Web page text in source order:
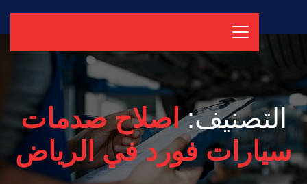
التصنيف:اصلاح صدمات
سيارات فورد في الرياض